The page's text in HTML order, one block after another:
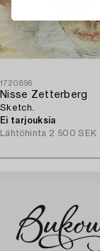
1720896
Nisse Zetterberg
Sketch.
Ei tarjouksia
Lähtöhinta 2 500 SEK